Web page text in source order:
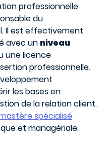
professionnelle
du
Il est effectivement
avec un niveau
une licence
professionnelle.
les bases en
de la relation client.
spécialisé
et managériale.